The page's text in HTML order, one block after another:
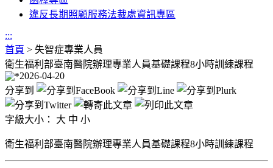
違反長期照顧服務法裁處資訊專區
:::
首頁 > 失智症專業人員
衛生福利部臺南醫院辦理專業人員基礎課程8小時訓練課程
2026-04-20
分享到
字級大小： 大 中 小
衛生福利部臺南醫院辦理專業人員基礎課程8小時訓練課程